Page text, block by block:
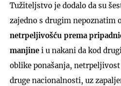
Tužiteljstvo je dodalo da su
zajedno s drugim nepoznatim
netrpeljivošću prema
manjine i u nakani da kod
oblike ponašanja,
druge nacionalnosti, uz